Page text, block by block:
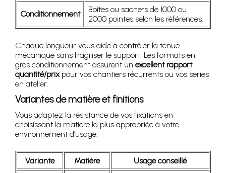
Conditionnement
Boîtes ou sachets de 1000 ou
2000 pointes selon les références.
Chaque longueur vous aide à contrôler la tenue
mécanique sans fragiliser le support. Les formats en
gros conditionnement assurent un excellent rapport
quantité/prixpour vos chantiers récurrents ou vos séries
en atelier.
Variantes de matière et finitions
Vous adaptez la résistance de vos fixations en
choisissant la matière la plus appropriée à votre
environnement d’usage.
Variante Matière Usage conseillé